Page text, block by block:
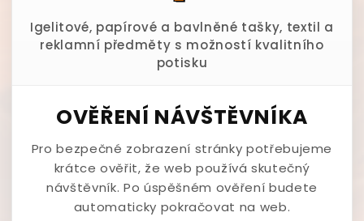
Igelitové, papírové a bavlněné tašky, textil a
reklamní předměty s možností kvalitního
potisku
OVĚŘENÍ NÁVŠTĚVNÍKA
Pro bezpečné zobrazení stránky potřebujeme
krátce ověřit, že web používá skutečný
návštěvník. Po úspěšném ověření budete
automaticky pokračovat na web.